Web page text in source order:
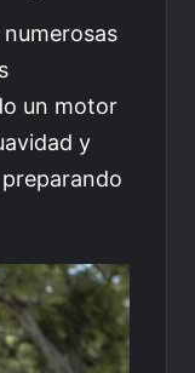
un motor
y